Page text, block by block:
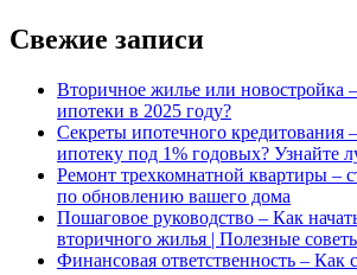
Свежие записи
Вторичное жилье или новостройка
ипотеки в 2025 году?
Секреты ипотечного кредитования
ипотеку под 1% годовых? Узнайте
Ремонт трехкомнатной квартиры –
по обновлению вашего дома
Пошаговое руководство – Как
вторичного жилья | Полезные
Финансовая ответственность – Как